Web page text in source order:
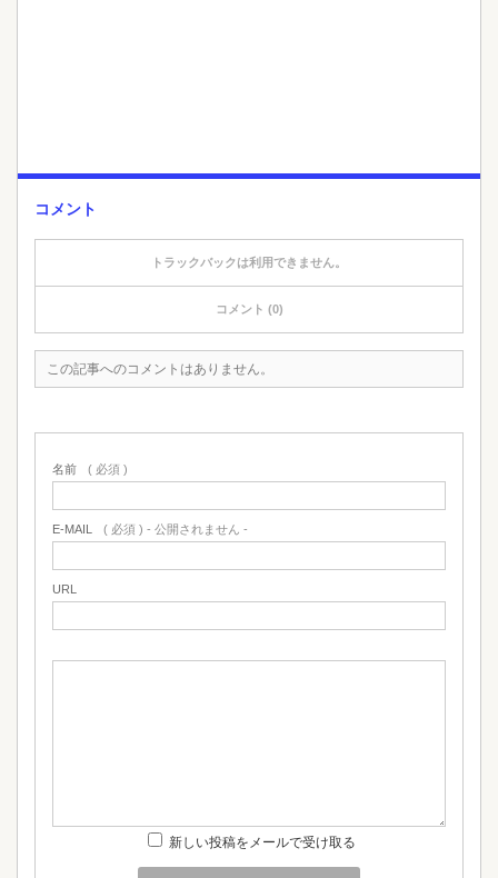
コメント
トラックバックは利用できません。
コメント (0)
この記事へのコメントはありません。
名前 ( 必須 )
E-MAIL ( 必須 ) - 公開されません -
URL
新しい投稿をメールで受け取る